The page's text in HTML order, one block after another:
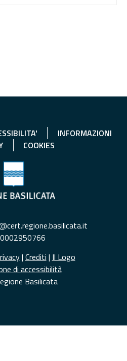
INFORMAZIONI
COOKIES
| Crediti | Il Logo
di accessibilità
Basilicata